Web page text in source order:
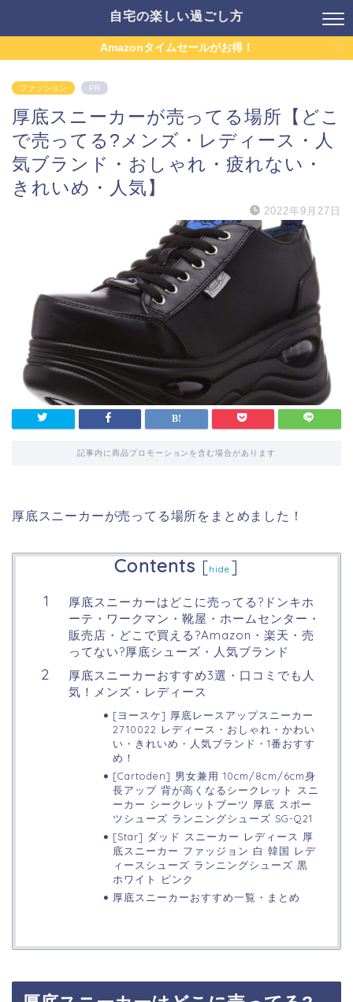
自宅の楽しい過ごし方
Amazonタイムセールがお得！
ファッション PR
厚底スニーカーが売ってる場所【どこ
で売ってる?メンズ・レディース・人
気ブランド・おしゃれ・疲れない・
きれいめ・人気】
2022年9月27日
記事内に商品プロモーションを含む場合があります
厚底スニーカーが売ってる場所をまとめました！
Contents [hide ]
厚底スニーカーはどこに売ってる?ドンキホ
ーテ・ワークマン・靴屋・ホームセンター・
販売店・どこで買える?Amazon・楽天・売
ってない?厚底シューズ・人気ブランド
厚底スニーカーおすすめ3選・口コミでも人
気！メンズ・レディース
[ヨースケ] 厚底レースアップスニーカー
2710022 レディース・おしゃれ・かわい
い・きれいめ・人気ブランド・1番おすす
め！
[Cartoden] 男女兼用 10cm/8cm/6cm身
長アップ 背が高くなるシークレット スニ
ーカー シークレットブーツ 厚底 スポー
ツシューズ ランニングシューズ SG-Q21
[Star] ダッド スニーカー レディース 厚
底スニーカー ファッジョン 白 韓国 レデ
ィースシューズ ランニングシューズ 黒
ホワイト ピンク
厚底スニーカーおすすめ一覧・まとめ